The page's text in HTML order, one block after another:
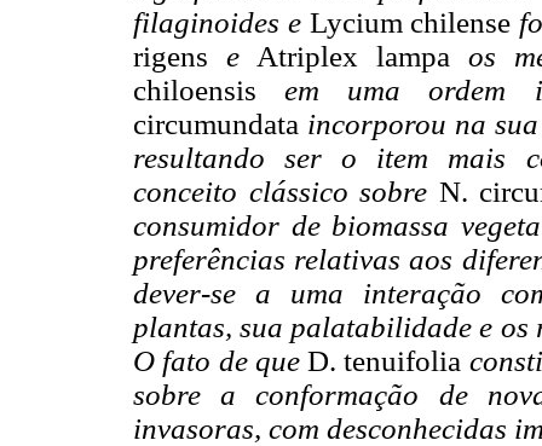
filaginoides e Lycium chilense
rigens e Atriplex lampa os
chiloensis em uma ordem
circumundata incorporou na
resultando ser o item mais
conceito clássico sobre N.
consumidor de biomassa
preferências relativas aos
dever-se a uma interação
plantas, sua palatabilidade e os
O fato de que D. tenuifolia
sobre a conformação de
invasoras, com desconhecidas